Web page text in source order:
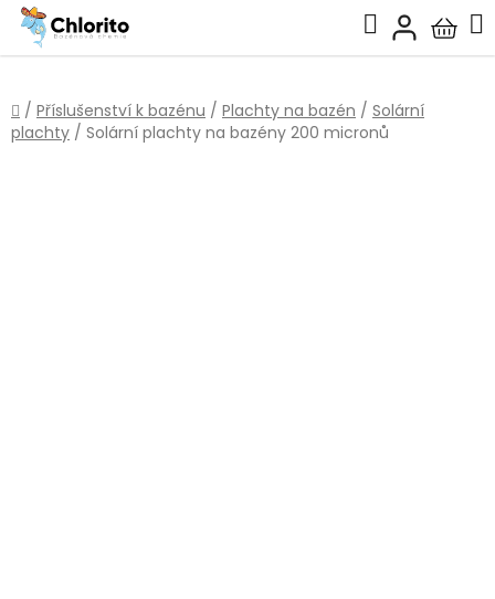
Přejít
obsah
Hledat
košík
Domů
/ Příslušenství k bazénu / Plachty na bazén / Solární
plachty / Solární plachty na bazény 200 micronů